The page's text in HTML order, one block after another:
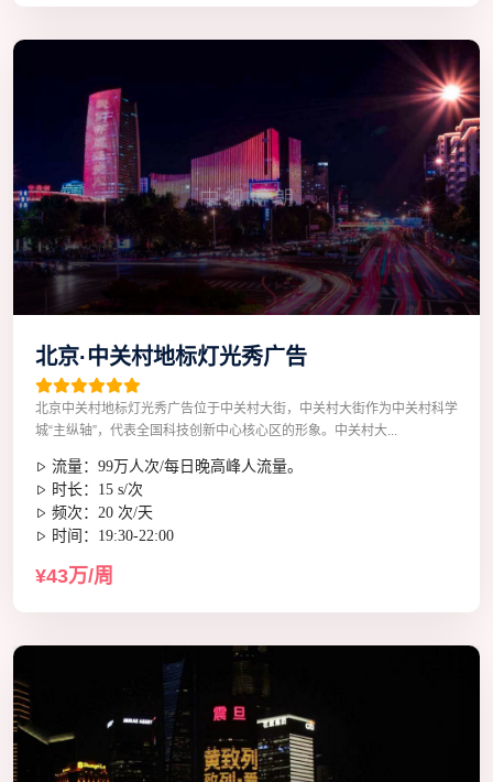
北京·中关村地标灯光秀广告
北京中关村地标灯光秀广告位于中关村大街，中关村大街作为中关村科学
城“主纵轴”，代表全国科技创新中心核心区的形象。中关村大...
流量：99万人次/每日晚高峰人流量。
时长：15 s/次
频次：20 次/天
时间：19:30-22:00
¥43万/周